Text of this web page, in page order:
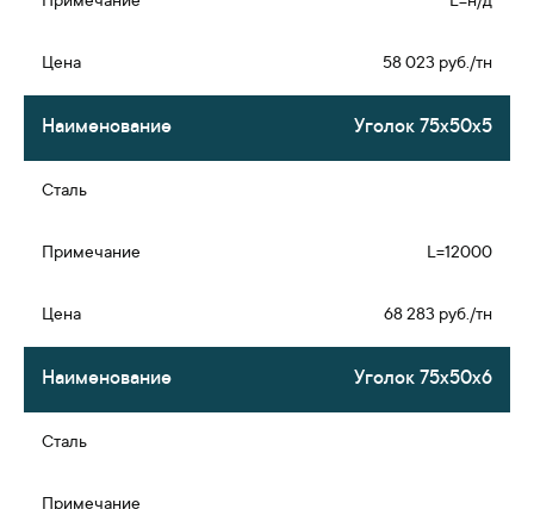
58 023 руб./тн
Уголок 75х50х5
L=12000
68 283 руб./тн
Уголок 75х50х6